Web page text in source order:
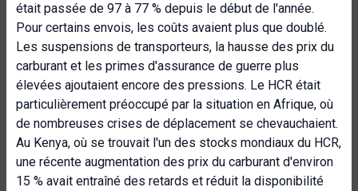
était passée de 97 à 77 % depuis le début de l'année.
Pour certains envois, les coûts avaient plus que doublé.
Les suspensions de transporteurs, la hausse des prix du
carburant et les primes d'assurance de guerre plus
élevées ajoutaient encore des pressions. Le HCR était
particulièrement préoccupé par la situation en Afrique, où
de nombreuses crises de déplacement se chevauchaient.
Au Kenya, où se trouvait l'un des stocks mondiaux du HCR,
une récente augmentation des prix du carburant d'environ
15 % avait entraîné des retards et réduit la disponibilité